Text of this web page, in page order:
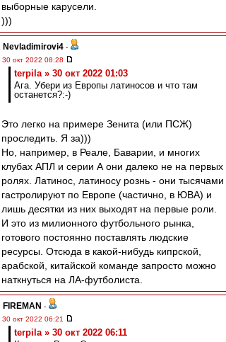
выборные карусели.
)))
Nevladimirovi4 -
30 окт 2022 08:28
terpila » 30 окт 2022 01:03
Ага. Убери из Европы латиносов и что там
останется?:-)
Это легко на примере Зенита (или ПСЖ)
проследить. Я за)))
Но, например, в Реале, Баварии, и многих
клубах АПЛ и серии А они далеко не на первых
ролях. Латинос, латиносу рознь - они тысячами
гастролируют по Европе (частично, в ЮВА) и
лишь десятки из них выходят на первые роли.
И это из милионного футбольного рынка,
готового постоянно поставлять людские
ресурсы. Отсюда в какой-нибудь кипрской,
арабской, китайской команде запросто можно
наткнуться на ЛА-футболиста.
FIREMAN -
30 окт 2022 06:21
terpila » 30 окт 2022 06:11